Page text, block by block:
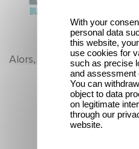
Alors, on se retrouve pour
Últimas
With your
personal data
this website,
use cookies for
such as precise
and assessment
You can
object to data
on legitimate
through our
website.